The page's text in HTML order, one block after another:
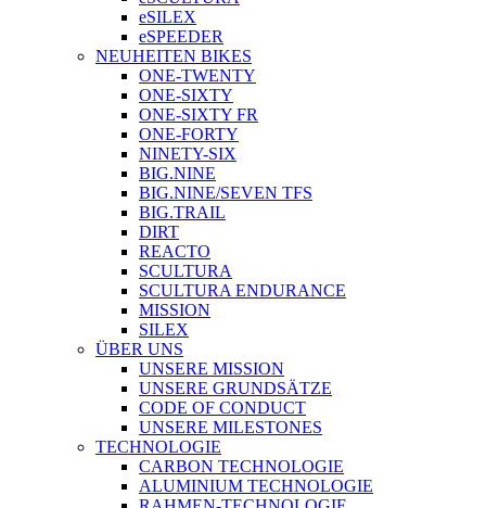
eSILEX
eSPEEDER
NEUHEITEN BIKES
ONE-TWENTY
ONE-SIXTY
ONE-SIXTY FR
ONE-FORTY
NINETY-SIX
BIG.NINE
BIG.NINE/SEVEN TFS
BIG.TRAIL
DIRT
REACTO
SCULTURA
SCULTURA ENDURANCE
MISSION
SILEX
ÜBER UNS
UNSERE MISSION
UNSERE GRUNDSÄTZE
CODE OF CONDUCT
UNSERE MILESTONES
TECHNOLOGIE
CARBON TECHNOLOGIE
ALUMINIUM TECHNOLOGIE